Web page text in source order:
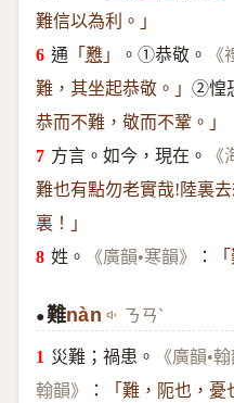
難信以為利。」
通 「 戁」 。①恭敬。 《
難，其坐起恭敬。」 ②惶
恭而不難，敬而不鞏。」
方言。如今，現在。 《
難也有點勿老實哉!陸裏
裏！」
姓。 《廣韻•寒韻》 ：
●難nàn ㄋㄢˋ
災難；禍患。 《廣韻•翰
翰韻》
： 「難，阨也，憂